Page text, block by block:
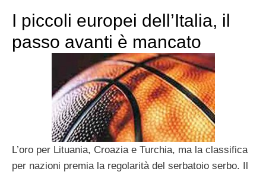
I piccoli europei dell’Italia, il
passo avanti è mancato
L’oro per Lituania, Croazia e Turchia, ma la classifica
per nazioni premia la regolarità del serbatoio serbo. Il